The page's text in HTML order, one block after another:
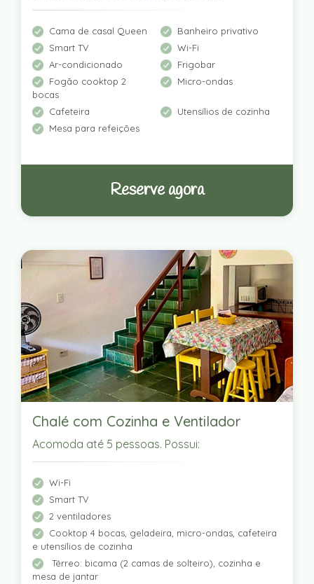
Cama de casal Queen
Banheiro privativo
Smart TV
Wi-Fi
Ar-condicionado
Frigobar
Fogão cooktop 2
bocas
Micro-ondas
Cafeteira
Utensílios de cozinha
Mesa para refeições
Reserve agora
Chalé com Cozinha e Ventilador
Acomoda até 5 pessoas. Possui:
Wi-Fi
Smart TV
2 ventiladores
Cooktop 4 bocas, geladeira, micro-ondas, cafeteira
e utensílios de cozinha
Térreo: bicama (2 camas de solteiro), cozinha e
mesa de jantar